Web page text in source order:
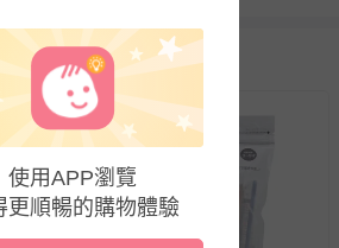
休閒上衣 [80]衣長33･胸圍65･肩寬
･胸圍68･肩寬34･袖長26 T恤 [80]衣長
袖長22.5 [90]衣長36･胸圍64･肩寬30･
圍40･臀圍65･褲長42 [90]腰圍42･臀圍
腰圍40･臀圍56･褲長42 [90]腰圍42･
包包】25cm×33cm
容遵照台灣法規之規定。【包包】●請
使用APP瀏覽
更順暢的購物體驗